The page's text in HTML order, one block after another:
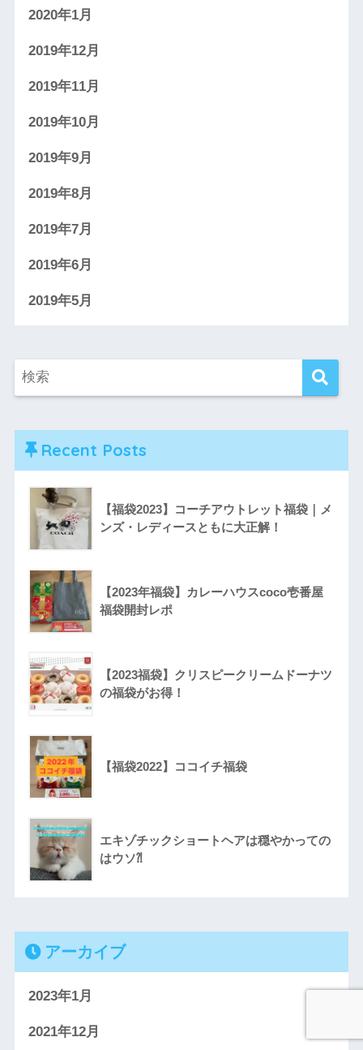
2020年1月
2019年12月
2019年11月
2019年10月
2019年9月
2019年8月
2019年7月
2019年6月
2019年5月
Recent Posts
【福袋2023】コーチアウトレット福袋｜メ
ンズ・レディースともに大正解！
【2023年福袋】カレーハウスcoco壱番屋
福袋開封レポ
【2023福袋】クリスピークリームドーナツ
の福袋がお得！
【福袋2022】ココイチ福袋
エキゾチックショートヘアは穏やかっての
はウソ⁈
アーカイブ
2023年1月
2021年12月